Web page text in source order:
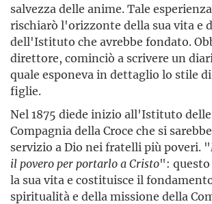
salvezza delle anime. Tale
rischiarò l'orizzonte della sua vita e
dell'Istituto che avrebbe fondato.
direttore, cominciò a scrivere un
quale esponeva in dettaglio lo stile
figlie.
Nel 1875 diede inizio all'Istituto
Compagnia della Croce che si
servizio a Dio nei fratelli più poveri. "
il povero per portarlo a Cristo":
la sua vita e costituisce il
spiritualità e della missione della